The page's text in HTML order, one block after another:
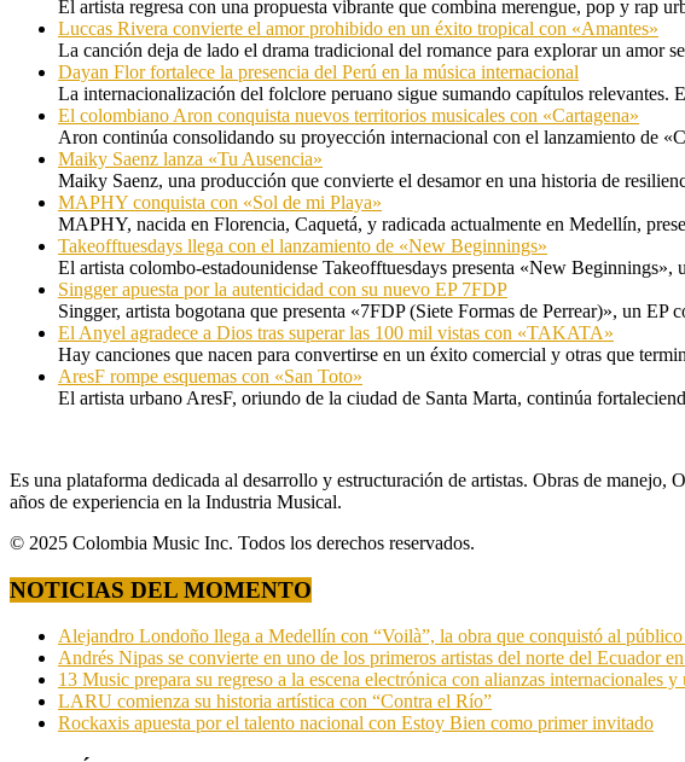
El artista regresa con una propuesta vibrante que combina merengue, pop y rap
Luccas Rivera convierte el amor prohibido en un éxito tropical con «Amantes»
La canción deja de lado el drama tradicional del romance para explorar un amor
Dayan Flor fortalece la presencia del Perú en la música internacional
La internacionalización del folclore peruano sigue sumando capítulos relevantes.
El colombiano Aron conquista nuevos territorios musicales con «Cartagena»
Aron continúa consolidando su proyección internacional con el lanzamiento de
Maiky Saenz lanza «Tu Ausencia»
Maiky Saenz, una producción que convierte el desamor en una historia de
MAPHY conquista con «Sol de mi Playa»
MAPHY, nacida en Florencia, Caquetá, y radicada actualmente en Medellín,
Takeofftuesdays llega con el lanzamiento de «New Beginnings»
El artista colombo-estadounidense Takeofftuesdays presenta «New Beginnings»,
Singger apuesta por la autenticidad con su nuevo EP 7FDP
Singger, artista bogotana que presenta «7FDP (Siete Formas de Perrear)», un
El Anyel agradece a Dios tras superar las 100 mil vistas con «TAKATA»
Hay canciones que nacen para convertirse en un éxito comercial y otras que
AresF rompe esquemas con «San Toto»
El artista urbano AresF, oriundo de la ciudad de Santa Marta, continúa
Es una plataforma dedicada al desarrollo y estructuración de artistas. Obras de
años de experiencia en la Industria Musical.
© 2025 Colombia Music Inc. Todos los derechos reservados.
NOTICIAS DEL MOMENTO
Alejandro Londoño llega a Medellín con “Voilà”, la obra que conquistó al
Andrés Nipas se convierte en uno de los primeros artistas del norte del Ecuador
13 Music prepara su regreso a la escena electrónica con alianzas internacionales
LARU comienza su historia artística con “Contra el Río”
Rockaxis apuesta por el talento nacional con Estoy Bien como primer invitado